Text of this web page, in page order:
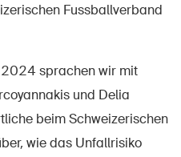
Fussballverband
2024 sprachen wir mit
und Delia
beim Schweizerischen
wie das Unfallrisiko